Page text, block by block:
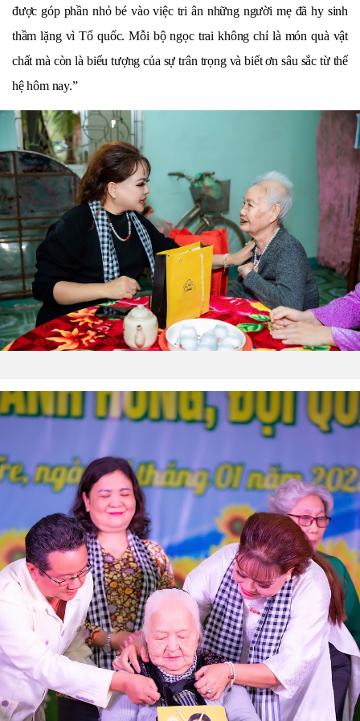
được góp phần nhỏ bé vào việc tri ân những người mẹ đã hy sinh
thầm lặng vì Tổ quốc. Mỗi bộ ngọc trai không chỉ là món quà vật
chất mà còn là biểu tượng của sự trân trọng và biết ơn sâu sắc từ thế
hệ hôm nay.”